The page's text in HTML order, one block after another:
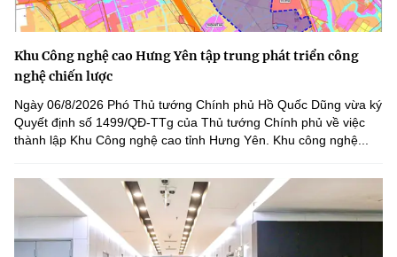
Khu Công nghệ cao Hưng Yên tập trung phát triển công
nghệ chiến lược
Ngày 06/8/2026 Phó Thủ tướng Chính phủ Hồ Quốc Dũng vừa ký
Quyết định số 1499/QĐ-TTg của Thủ tướng Chính phủ về việc
thành lập Khu Công nghệ cao tỉnh Hưng Yên. Khu công nghệ...